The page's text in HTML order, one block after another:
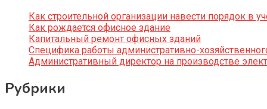
Как строительной организации навести порядок в
Как рождается офисное здание
Капитальный ремонт офисных зданий
Специфика работы административно-
Административный директор на производстве
Рубрики